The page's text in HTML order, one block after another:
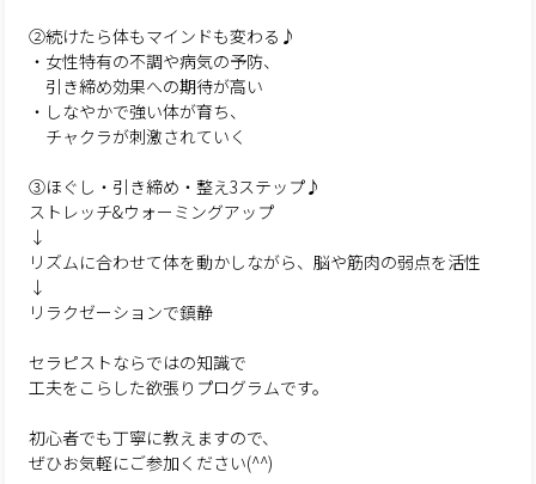
②続けたら体もマインドも変わる♪
・女性特有の不調や病気の予防、
引き締め効果への期待が高い
・しなやかで強い体が育ち、
チャクラが刺激されていく
③ほぐし・引き締め・整え3ステップ♪
ストレッチ&ウォーミングアップ
↓
リズムに合わせて体を動かしながら、脳や筋肉の弱点を活性
↓
リラクゼーションで鎮静
セラピストならではの知識で
工夫をこらした欲張りプログラムです。
初心者でも丁寧に教えますので、
ぜひお気軽にご参加ください(^^)